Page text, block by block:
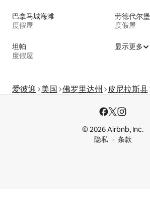
巴拿马城海滩
度假屋
劳德代尔堡
度假屋
坦帕
度假屋
显示更多
爱彼迎 美国 佛罗里达州 皮尼拉斯县
© 2026 Airbnb, Inc.
隐私
条款